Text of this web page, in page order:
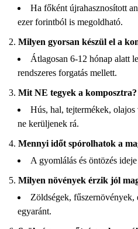
Ha főként újrahasznosított
ezer forintból is megoldható.
Milyen gyorsan készül el a
Átlagosan 6-12 hónap alatt
rendszeres forgatás mellett.
Mit NE tegyek a komposztra?
Hús, hal, tejtermékek,
ne kerüljenek rá.
Mennyi időt spórolhatok a
A gyomlálás és öntözés
Milyen növények érzik jól
Zöldségek,
egyaránt.